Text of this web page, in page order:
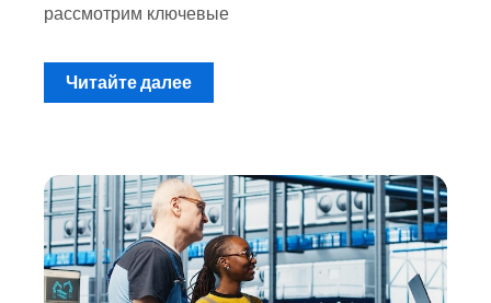
рассмотрим ключевые
Читайте далее